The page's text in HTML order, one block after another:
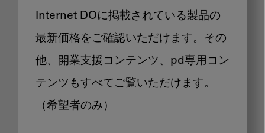
Internet DOに掲載されている製品の
最新価格をご確認いただけます。その
他、開業支援コンテンツ、pd専用コン
テンツもすべてご覧いただけます。
（希望者のみ）